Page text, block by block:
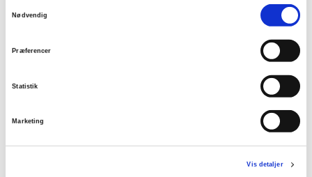
Nødvendig
Præferencer
Statistik
Marketing
Vis detaljer